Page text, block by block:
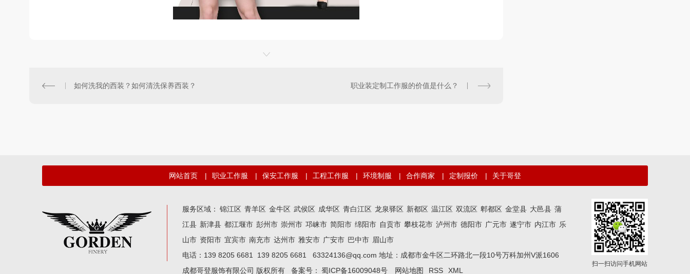
如何洗我的西装？如何清洗保养西装？ 职业装定制工作服的价值是什么？
网站首页 | 职业工作服 | 保安工作服 | 工程工作服 | 环境制服 | 合作商家 | 定制报价 | 关于哥登
服务区域： 锦江区 青羊区 金牛区 武侯区 成华区 青白江区 龙泉驿区 新都区 温江区 双流区 郫都区 金堂县 大邑县 蒲
江县 新津县 都江堰市 彭州市 崇州市 邛崃市 简阳市 绵阳市 自贡市 攀枝花市 泸州市 德阳市 广元市 遂宁市 内江市 乐
山市 资阳市 宜宾市 南充市 达州市 雅安市 广安市 巴中市 眉山市
电话：139 8205 6681 139 8205 6681 63324136@qq.com 地址：成都市金牛区二环路北一段10号万科加州V派1606
成都哥登服饰有限公司 版权所有 备案号： 蜀ICP备16009048号 网站地图 RSS XML
扫一扫访问手机网站